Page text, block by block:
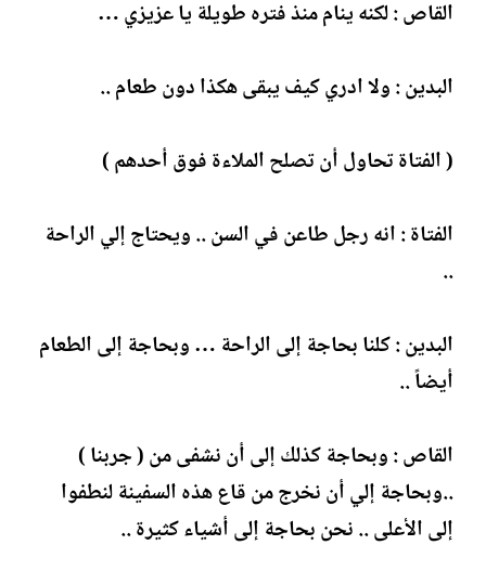
القاص : لكنه ينام منذ فتره طويلة يا عزيزي …
البدين : ولا ادري كيف يبقى هكذا دون طعام ..
( الفتاة تحاول أن تصلح الملاءة فوق أحدهم )
الفتاة : انه رجل طاعن في السن .. ويحتاج إلي الراحة
..
البدين : كلنا بحاجة إلى الراحة … وبحاجة إلى الطعام
أيضاً ..
القاص : وبحاجة كذلك إلى أن نشفى من ( جربنا )
..وبحاجة إلي أن نخرج من قاع هذه السفينة لنطفوا
إلى الأعلى .. نحن بحاجة إلى أشياء كثيرة ..